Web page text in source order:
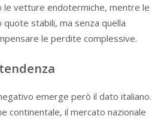
vetture endotermiche, mentre le
stabili, ma senza quella
le perdite complessive.
emerge però il dato italiano.
continentale, il mercato nazionale